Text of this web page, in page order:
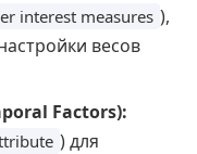
interest measures ),
весов
Factors):
) для